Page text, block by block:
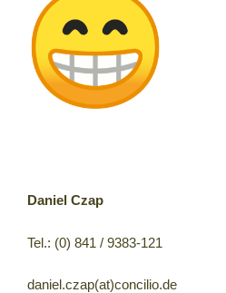
Daniel Czap
Tel.: (0) 841 / 9383-121
daniel.czap(at)concilio.de